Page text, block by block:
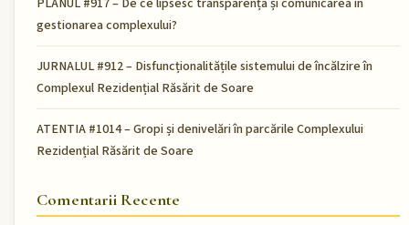
gestionarea complexului?
JURNALUL #912 – Disfuncționalitățile sistemului de încălzire în
Complexul Rezidențial Răsărit de Soare
ATENTIA #1014 – Gropi și denivelări în parcările Complexului
Rezidențial Răsărit de Soare
Comentarii Recente